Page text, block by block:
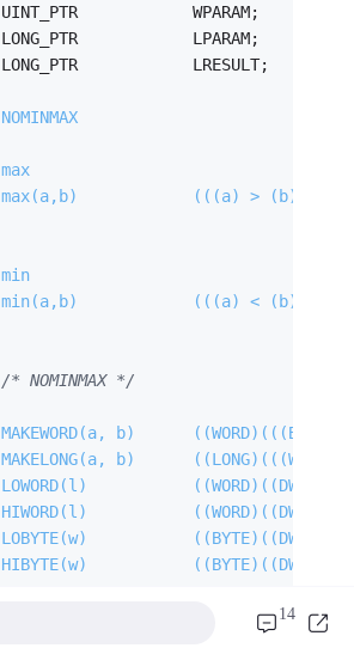
UINT_PTR            WPARAM;
LONG_PTR            LPARAM;
LONG_PTR            LRESULT;
NOMINMAX
max
max(a,b)            (((a) > (b)) ?
min
min(a,b)            (((a) < (b)) ?
/* NOMINMAX */
MAKEWORD(a, b)
MAKELONG(a, b)
LOWORD(l)
HIWORD(l)
LOBYTE(w)
HIBYTE(w)
14